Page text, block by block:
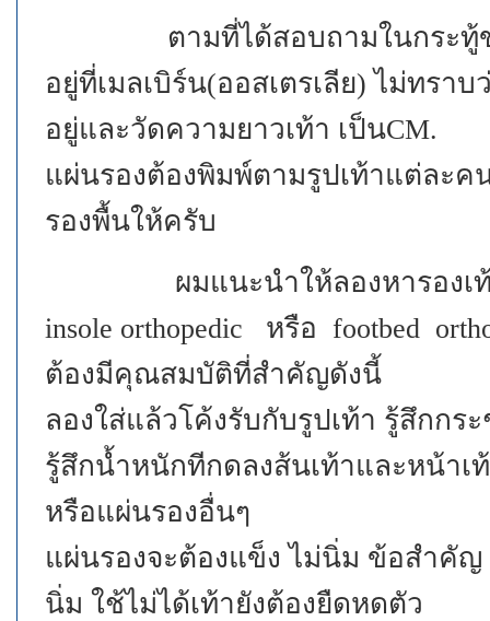
ตามที่ได้สอบถามในกระทู้ของ
อยู่ที่เมลเบิร์น(ออสเตรเลีย) ไม่ทรา
อยู่และวัดความยาวเท้า เป็นCM.
แผ่นรองต้องพิมพ์ตามรูปเท้าแต่ละ
รองพื้นให้ครับ
ผมแนะนำให้ลองหารองเท้าแ
insole orthopedic หรือ footbed
ต้องมีคุณสมบัติที่สำคัญดังนี้
ลองใส่แล้วโค้งรับกับรูปเท้า รู้สึกก
รู้สึกน้ำหนักทีกดลงส้นเท้าและหน้าเ
หรือแผ่นรองอื่นๆ
แผ่นรองจะต้องแข็ง ไม่นิ่ม ข้อสำคัญ
นิ่ม ใช้ไม่ได้เท้ายังต้องยืดหดตัว